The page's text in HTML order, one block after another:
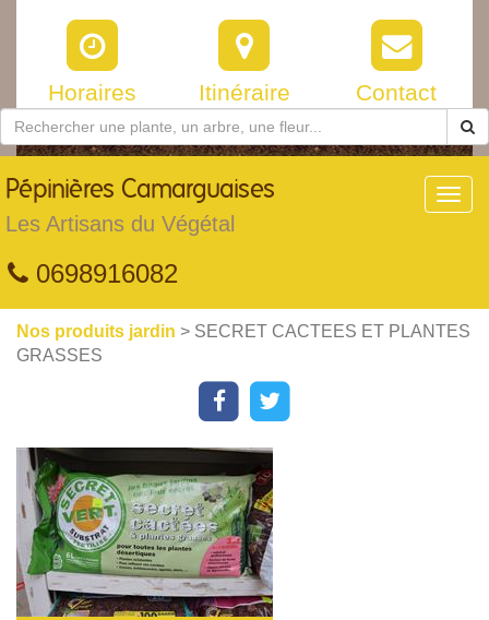
Horaires Itinéraire Contact
Pépinières Camarguaises
Les Artisans du Végétal
0698916082
Nos produits jardin > SECRET CACTEES ET PLANTES
GRASSES